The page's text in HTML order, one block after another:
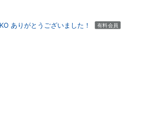
ありがとうございました！ 有料会員